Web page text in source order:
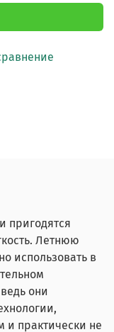
пригодятся
Летнюю
использовать в
они
и практически не